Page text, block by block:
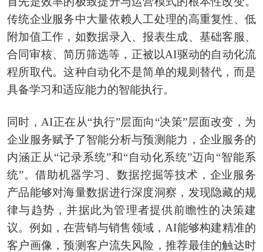
传统企业服务中大量依赖人工处理的高重复性、低
附加值工作，如数据录入、报表生成、基础客服、
合同审核、简历筛选等，正被以AI驱动的自动化流
程所取代。这种自动化不是简单的规则替代，而是
具备学习和适应能力的智能执行。
同时，AI正在从“执行”层面向“决策”层面改变，为
企业服务赋予了智能分析与预测能力，企业服务的
内涵正从“记录系统”和“自动化系统”迈向“智能系
统”。借助机器学习、数据挖掘等技术，企业服务
产品能够对海量数据进行深度洞察，发现隐藏的规
律与趋势，并据此为管理者提供前瞻性的决策建
议。例如，在营销与销售领域，AI能够构建精准的
客户画像，预测客户流失风险，推荐最佳的触达时